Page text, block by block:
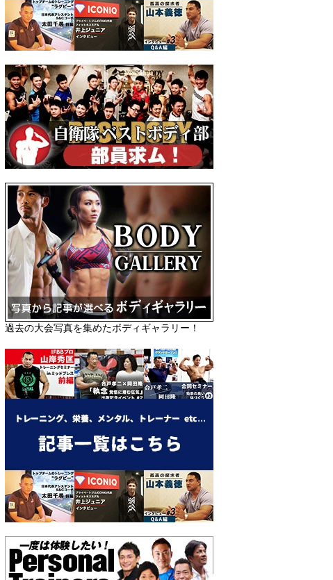
過去の大会写真を集めたボディギャラリー！